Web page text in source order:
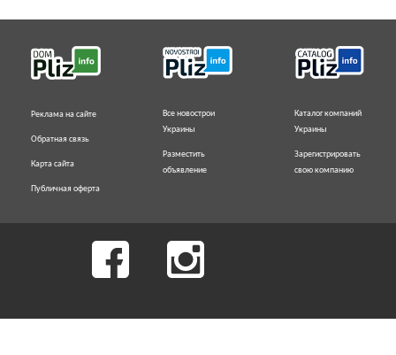
Реклама на сайте
Обратная связь
Карта сайта
Публичная оферта
Все новострои
Украины
Разместить
объявление
Каталог компаний
Украины
Зарегистрировать
свою компанию